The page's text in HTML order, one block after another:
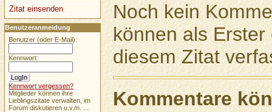
Noch kein
können als
diesem Zitat
Kommentare
Zitat einsenden
Benutzeranmeldung
Benutzer (oder E-Mail):
Kennwort:
Kennwort vergessen?
Mitglieder können ihre
Lieblingszitate verwalten, im
Forum diskutieren u.v.m. ...